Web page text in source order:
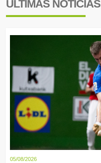
ÚLTIMAS NOTICIAS
05/08/2026